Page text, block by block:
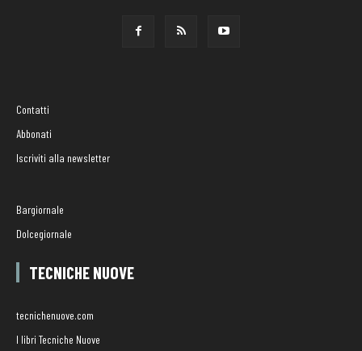
Contatti
Abbonati
Iscriviti alla newsletter
Bargiornale
Dolcegiornale
TECNICHE NUOVE
tecnichenuove.com
I libri Tecniche Nuove